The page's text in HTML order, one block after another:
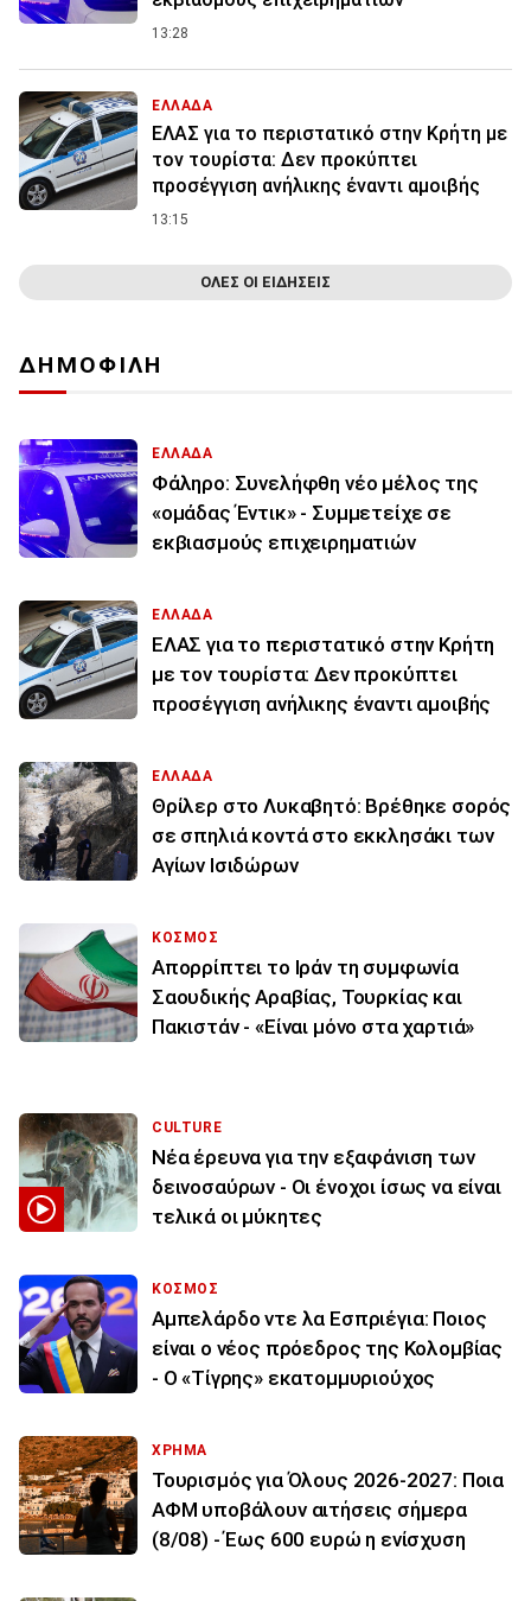
13:28
ΕΛΛΑΔΑ
ΕΛΑΣ για το περιστατικό στην Κρήτη με
τον τουρίστα: Δεν προκύπτει
προσέγγιση ανήλικης έναντι αμοιβής
13:15
ΟΛΕΣ ΟΙ ΕΙΔΗΣΕΙΣ
ΔΗΜΟΦΙΛΗ
ΕΛΛΑΔΑ
Φάληρο: Συνελήφθη νέο μέλος της
«ομάδας Έντικ» - Συμμετείχε σε
εκβιασμούς επιχειρηματιών
ΕΛΛΑΔΑ
ΕΛΑΣ για το περιστατικό στην Κρήτη
με τον τουρίστα: Δεν προκύπτει
προσέγγιση ανήλικης έναντι αμοιβής
ΕΛΛΑΔΑ
Θρίλερ στο Λυκαβητό: Βρέθηκε σορός
σε σπηλιά κοντά στο εκκλησάκι των
Αγίων Ισιδώρων
ΚΟΣΜΟΣ
Απορρίπτει το Ιράν τη συμφωνία
Σαουδικής Αραβίας, Τουρκίας και
Πακιστάν - «Είναι μόνο στα χαρτιά»
CULTURE
Νέα έρευνα για την εξαφάνιση των
δεινοσαύρων - Οι ένοχοι ίσως να είναι
τελικά οι μύκητες
ΚΟΣΜΟΣ
Αμπελάρδο ντε λα Εσπριέγια: Ποιος
είναι ο νέος πρόεδρος της Κολομβίας
- Ο «Τίγρης» εκατομμυριούχος
ΧΡΗΜΑ
Τουρισμός για Όλους 2026-2027: Ποια
ΑΦΜ υποβάλουν αιτήσεις σήμερα
(8/08) - Έως 600 ευρώ η ενίσχυση